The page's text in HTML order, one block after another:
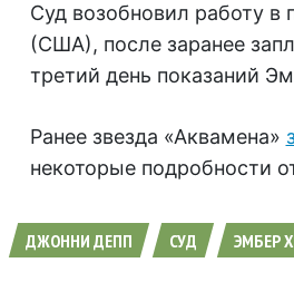
Суд возобновил работу
(США), после заранее
третий день показаний
Ранее звезда «Аквамена»
некоторые подробности
ДЖОННИ ДЕПП СУД ЭМБЕР